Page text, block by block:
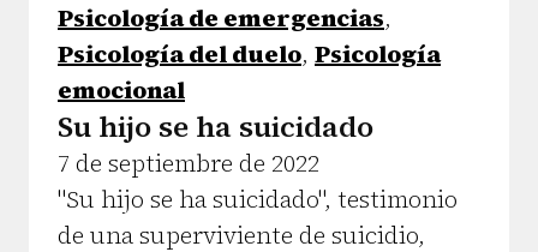
Psicología de emergencias,
Psicología del duelo, Psicología
emocional
Su hijo se ha suicidado
7 de septiembre de 2022
"Su hijo se ha suicidado", testimonio
de una superviviente de suicidio,